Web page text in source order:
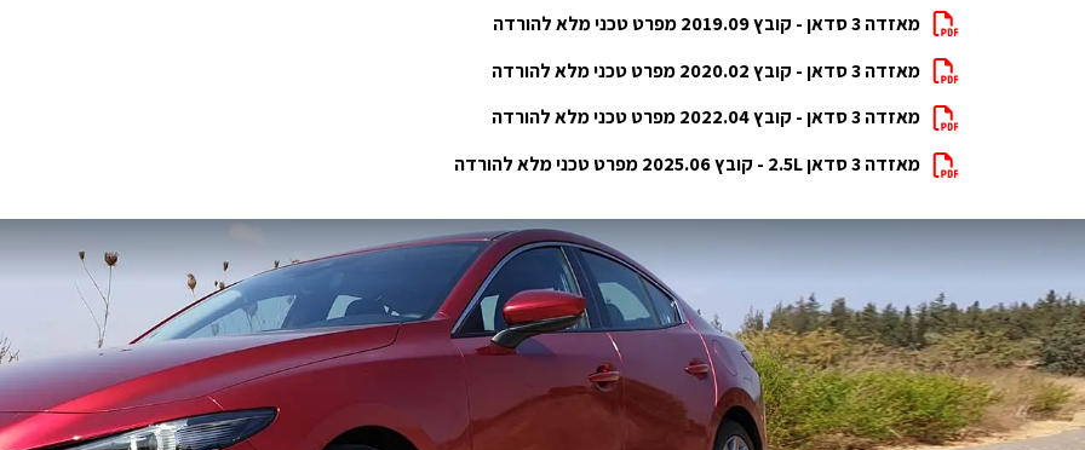
מאזדה 3 סדאן - קובץ 2019.09 מפרט טכני מלא להורדה
מאזדה 3 סדאן - קובץ 2020.02 מפרט טכני מלא להורדה
מאזדה 3 סדאן - קובץ 2022.04 מפרט טכני מלא להורדה
מאזדה 3 סדאן 2.5L - קובץ 2025.06 מפרט טכני מלא להורדה